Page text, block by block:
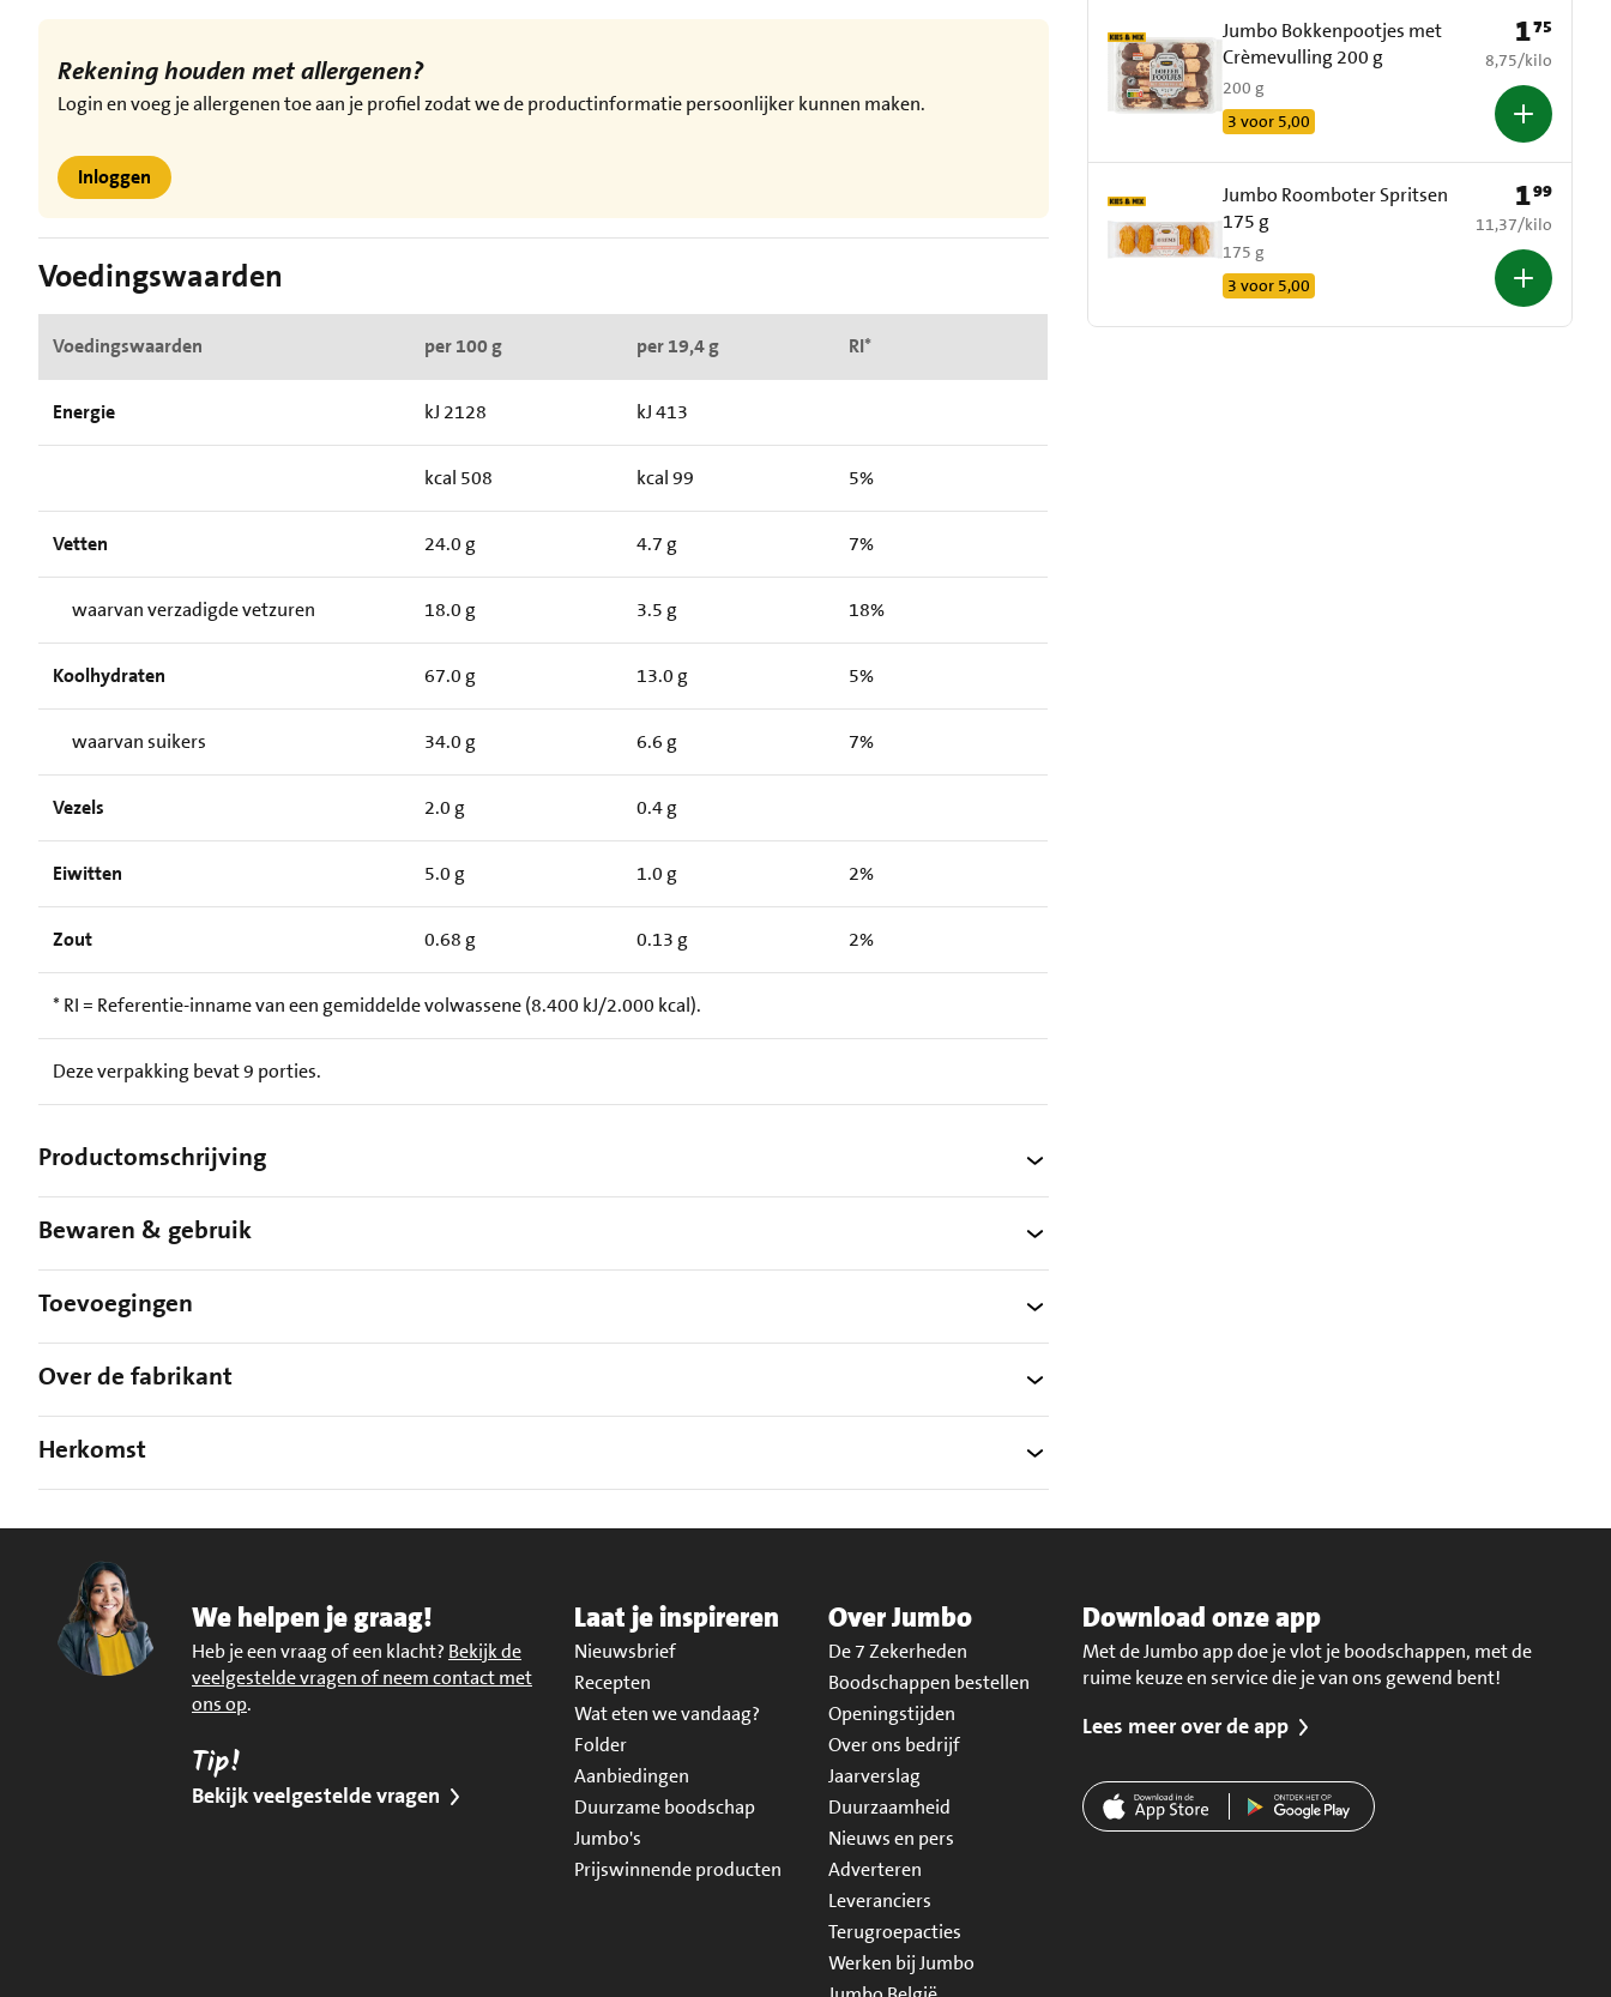
Rekening houden met allergenen?
Login en voeg je allergenen toe aan je profiel zodat we de productinformatie persoonlijker kunnen maken.
Inloggen
Voedingswaarden
Voedingswaarden per 100 g per 19,4 g RI*
Energie kJ 2128 kJ 413
kcal 508 kcal 99 5%
Vetten 24.0 g 4.7 g 7%
waarvan verzadigde vetzuren 18.0 g 3.5 g 18%
Koolhydraten 67.0 g 13.0 g 5%
waarvan suikers 34.0 g 6.6 g 7%
Vezels 2.0 g 0.4 g
Eiwitten 5.0 g 1.0 g 2%
Zout 0.68 g 0.13 g 2%
* RI = Referentie-inname van een gemiddelde volwassene (8.400 kJ/2.000 kcal).
Deze verpakking bevat 9 porties.
Productomschrijving
Bewaren & gebruik
Toevoegingen
Over de fabrikant
Herkomst
Jumbo Bokkenpootjes met
Crèmevulling 200 g
200 g
3 voor 5,00
Prijs: € 1,75
175
€ 8,75 per kilo
8,75/kilo
Jumbo Roomboter Spritsen
175 g
175 g
3 voor 5,00
Prijs: € 1,99
199
€ 11,37 per kilo
11,37/kilo
We helpen je graag!
Heb je een vraag of een klacht? Bekijk de
veelgestelde vragen of neem contact met
ons op.
Tip!
Bekijk veelgestelde vragen
Laat je inspireren
Nieuwsbrief
Recepten
Wat eten we vandaag?
Folder
Aanbiedingen
Duurzame boodschap
Jumbo's
Prijswinnende producten
Over Jumbo
De 7 Zekerheden
Boodschappen bestellen
Openingstijden
Over ons bedrijf
Jaarverslag
Duurzaamheid
Nieuws en pers
Adverteren
Leveranciers
Terugroepacties
Werken bij Jumbo
Download onze app
Met de Jumbo app doe je vlot je boodschappen, met de
ruime keuze en service die je van ons gewend bent!
Lees meer over de app